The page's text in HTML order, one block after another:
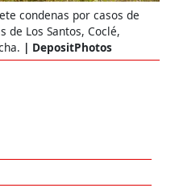
condenas por casos de
de Los Santos, Coclé,
DepositPhotos